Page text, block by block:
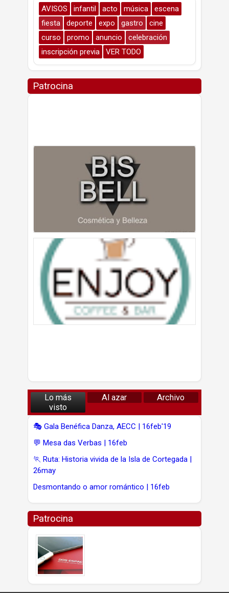
AVISOS infantil acto música
escena
fiesta
deporte expo gastro
cine
curso
promo anuncio
celebración
inscripción previa
VER TODO
Patrocina
Lo más
visto
Al azar Archivo
🎭 Gala Benéfica Danza, AECC | 16feb'19
💬 Mesa das Verbas | 16feb
🏃 Ruta: Historia vivida de la Isla de Cortegada |
26may
Desmontando o amor romántico | 16feb
Patrocina